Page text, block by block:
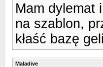
Mam dylemat
na szablon,
kłaść bazę
Maladive